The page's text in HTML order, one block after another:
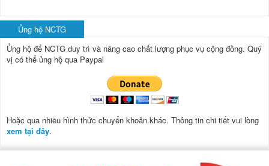
Ủng hộ NCTG
Ủng hộ để NCTG duy trì và nâng cao chất lượng phục vụ cộng đồng. Quý
vị có thể ủng hộ qua Paypal
Hoặc qua nhiều hình thức chuyển khoản.khác. Thông tin chi tiết vui lòng
xem tại đây.